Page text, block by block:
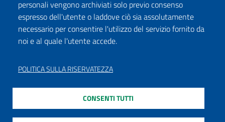
personali vengono archiviati solo previo consenso
espresso dell'utente o laddove ciò sia assolutamente
necessario per consentire l'utilizzo del servizio fornito da
noi e al quale l'utente accede.
POLITICA SULLA RISERVATEZZA
CONSENTI TUTTI